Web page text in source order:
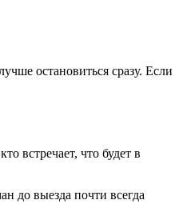
остановиться сразу. Если
встречает, что будет в
до выезда почти всегда